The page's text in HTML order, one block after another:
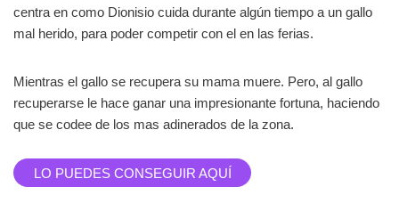
centra en como Dionisio cuida durante algún tiempo a un gallo
mal herido, para poder competir con el en las ferias.
Mientras el gallo se recupera su mama muere. Pero, al gallo
recuperarse le hace ganar una impresionante fortuna, haciendo
que se codee de los mas adinerados de la zona.
LO PUEDES CONSEGUIR AQUÍ